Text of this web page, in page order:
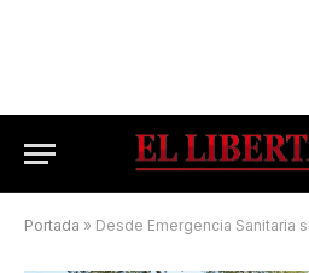
Portada » Desde Emergencia Sanitaria se asiste